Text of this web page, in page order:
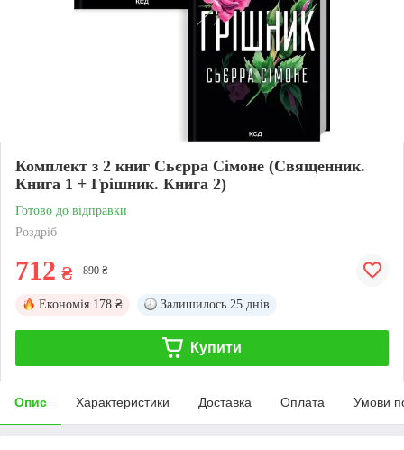
Комплект з 2 книг Сьєрра Сімоне (Священник.
Книга 1 + Грішник. Книга 2)
Готово до відправки
Роздріб
712 ₴ 890 ₴
Економія 178 ₴ Залишилось 25 днів
Купити
Опис Характеристики Доставка Оплата Умови